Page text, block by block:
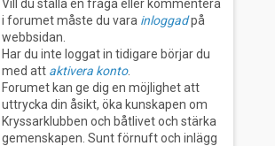
Vill du ställa en fråga eller kommentera
i forumet måste du vara inloggadpå
webbsidan.
Har du inte loggat in tidigare börjar du
med att aktivera konto.
Forumet kan ge dig en möjlighet att
uttrycka din åsikt, öka kunskapen om
Kryssarklubben och båtlivet och stärka
gemenskapen. Sunt förnuft och inlägg